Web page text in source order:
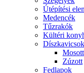
Útépítési
Medencék
Tűzrakók
Kültéri
Díszkavicsok
Mosott
Zúzott
Fedlapok